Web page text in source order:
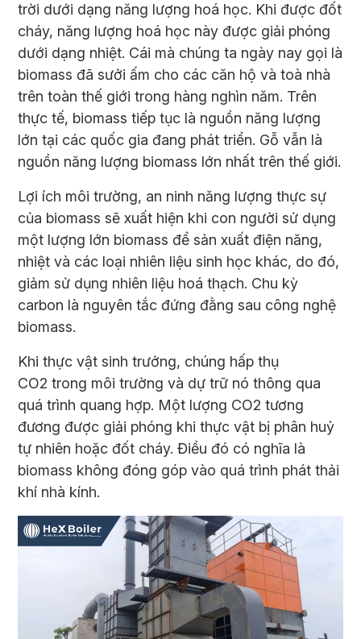
trời dưới dạng năng lượng hoá học. Khi được đốt
cháy, năng lượng hoá học này được giải phóng
dưới dạng nhiệt. Cái mà chúng ta ngày nay gọi là
biomass đã sưởi ấm cho các căn hộ và toà nhà
trên toàn thế giới trong hàng nghìn năm. Trên
thực tế, biomass tiếp tục là nguồn năng lượng
lớn tại các quốc gia đang phát triển. Gỗ vẫn là
nguồn năng lượng biomass lớn nhất trên thế giới.
Lợi ích môi trường, an ninh năng lượng thực sự
của biomass sẽ xuất hiện khi con người sử dụng
một lượng lớn biomass để sản xuất điện năng,
nhiệt và các loại nhiên liệu sinh học khác, do đó,
giảm sử dụng nhiên liệu hoá thạch. Chu kỳ
carbon là nguyên tắc đứng đằng sau công nghệ
biomass.
Khi thực vật sinh trưởng, chúng hấp thụ
CO2 trong môi trường và dự trữ nó thông qua
quá trình quang hợp. Một lượng CO2 tương
đương được giải phóng khi thực vật bị phân huỷ
tự nhiên hoặc đốt cháy. Điều đó có nghĩa là
biomass không đóng góp vào quá trình phát thải
khí nhà kính.